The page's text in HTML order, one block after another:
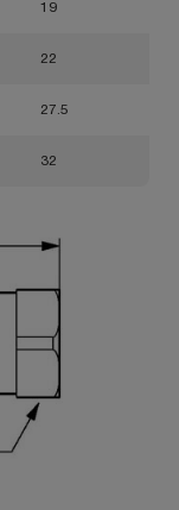
19
22
27.5
32